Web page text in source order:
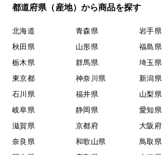
都道府県（産地）から商品を探す
北海道 青森県 岩手県
秋田県
山形県 福島県
栃木県
群馬県 埼玉県
東京都
神奈川県 新潟県
石川県
福井県 山梨県
岐阜県
静岡県 愛知県
滋賀県
京都府 大阪府
奈良県
和歌山県 鳥取県